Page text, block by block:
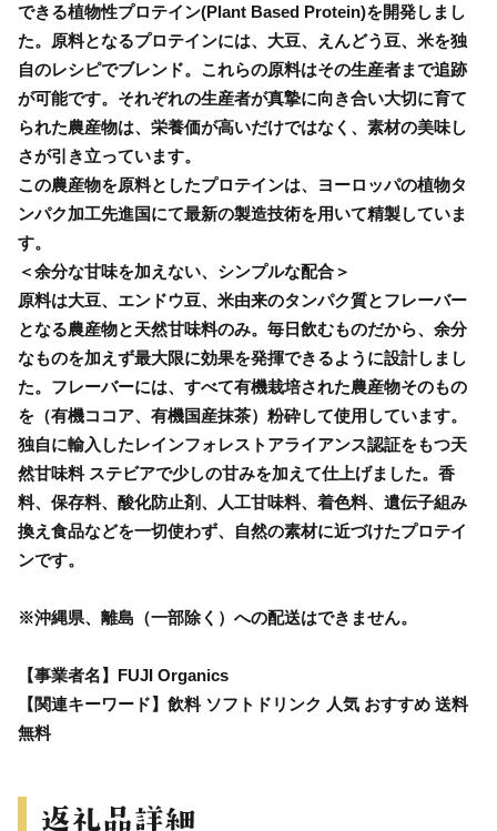
できる植物性プロテイン(Plant Based Protein)を開発しまし
た。原料となるプロテインには、大豆、えんどう豆、米を独
自のレシピでブレンド。これらの原料はその生産者まで追跡
が可能です。それぞれの生産者が真摯に向き合い大切に育て
られた農産物は、栄養価が高いだけではなく、素材の美味し
さが引き立っています。
この農産物を原料としたプロテインは、ヨーロッパの植物タ
ンパク加工先進国にて最新の製造技術を用いて精製していま
す。
＜余分な甘味を加えない、シンプルな配合＞
原料は大豆、エンドウ豆、米由来のタンパク質とフレーバー
となる農産物と天然甘味料のみ。毎日飲むものだから、余分
なものを加えず最大限に効果を発揮できるように設計しまし
た。フレーバーには、すべて有機栽培された農産物そのもの
を（有機ココア、有機国産抹茶）粉砕して使用しています。
独自に輸入したレインフォレストアライアンス認証をもつ天
然甘味料 ステビアで少しの甘みを加えて仕上げました。香
料、保存料、酸化防止剤、人工甘味料、着色料、遺伝子組み
換え食品などを一切使わず、自然の素材に近づけたプロテイ
ンです。
※沖縄県、離島（一部除く）への配送はできません。
【事業者名】FUJI Organics
【関連キーワード】飲料 ソフトドリンク 人気 おすすめ 送料
無料